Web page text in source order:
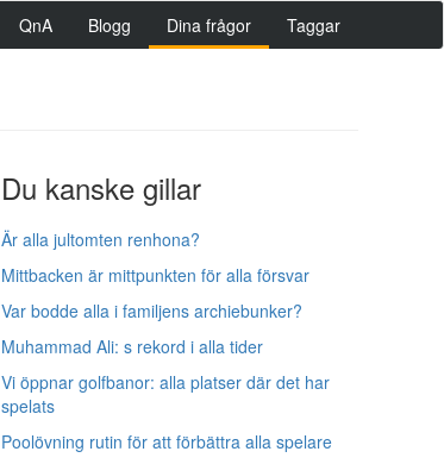
QnA Blogg Dina frågor Taggar
Du kanske gillar
Är alla jultomten renhona?
Mittbacken är mittpunkten för alla försvar
Var bodde alla i familjens archiebunker?
Muhammad Ali: s rekord i alla tider
Vi öppnar golfbanor: alla platser där det har
spelats
Poolövning rutin för att förbättra alla spelare